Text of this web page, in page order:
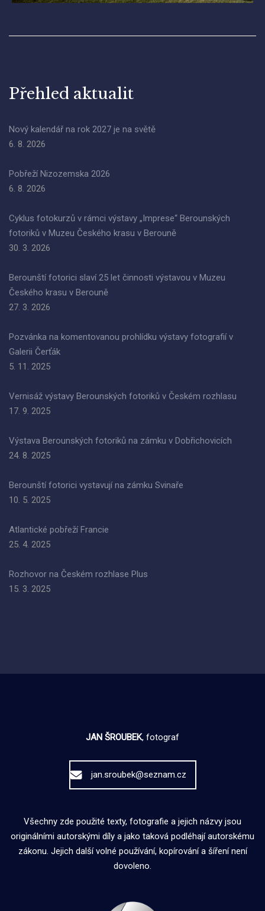
Přehled aktualit
Nový kalendář na rok 2027 je na světě
6. 8. 2026
Pobřeží Nizozemska 2026
6. 8. 2026
Cyklus fotokurzů v rámci výstavy „Imprese“ Berounských
fotoriků v Muzeu Českého krasu v Berouně
30. 3. 2026
Berounští fotorici slaví 25 let činnosti výstavou v Muzeu
Českého krasu v Berouně
27. 3. 2026
Pozvánka na komentovanou prohlídku výstavy fotografií v
Galerii Čerťák
5. 11. 2025
Vernisáž výstavy Berounských fotoriků v Českém rozhlasu
17. 9. 2025
Výstava Berounských fotoriků na zámku v Dobřichovicích
24. 8. 2025
Berounští fotorici vystavují na zámku Svinaře
10. 5. 2025
Atlantické pobřeží Francie
25. 4. 2025
Rozhovor na Českém rozhlase Plus
15. 3. 2025
JAN ŠROUBEK, fotograf
jan.sroubek@seznam.cz
Všechny zde použité texty, fotografie a jejich názvy jsou
originálními autorskými díly a jako taková podléhají autorskému
zákonu. Jejich další volné používání, kopírování a šíření není
dovoleno.